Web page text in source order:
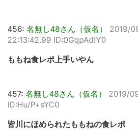
456: 名無し48さん（仮名）
2019/
22:13:42.99 ID:0GqpAdIY0
ももね食レポ上手いやん
457: 名無し48さん（仮名）
2019/
ID:Hu/P+sYC0
皆川にほめられたももねの食レポ